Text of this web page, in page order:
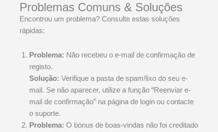
Problemas Comuns & Soluções
Encontrou um problema? Consulte estas soluções
rápidas:
Problema: Não recebeu o e-mail de confirmação de
registo.
Solução: Verifique a pasta de spam/lixo do seu e-
mail. Se não aparecer, utilize a função “Reenviar e-
mail de confirmação” na página de login ou contacte
o suporte.
Problema: O bónus de boas-vindas não foi creditado